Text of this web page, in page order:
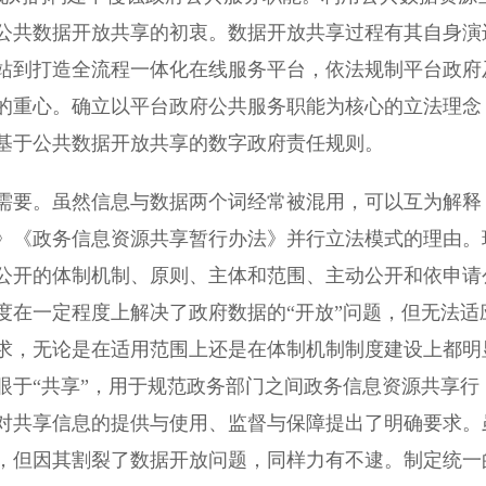
数据开放共享的初衷。数据开放共享过程有其自身演
打造全流程一体化在线服务平台，依法规制平台政府
心。确立以平台政府公共服务职能为核心的立法理念
公共数据开放共享的数字政府责任规则。
虽然信息与数据两个词经常被混用，可以互为解释
政务信息资源共享暂行办法》并行立法模式的理由。
的体制机制、原则、主体和范围、主动公开和依申请
一定程度上解决了政府数据的“开放”问题，但无法适
无论是在适用范围上还是在体制机制制度建设上都明
“共享”，用于规范政务部门之间政务信息资源共享行
享信息的提供与使用、监督与保障提出了明确要求。
因其割裂了数据开放问题，同样力有不逮。制定统一